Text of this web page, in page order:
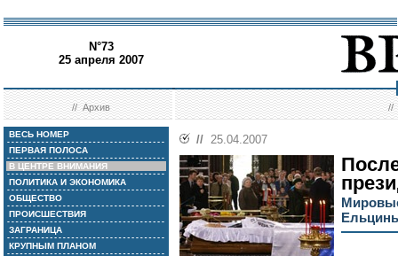
N°73
25 апреля 2007
//Архив //
ВЕСЬ НОМЕР
ПЕРВАЯ ПОЛОСА
В ЦЕНТРЕ ВНИМАНИЯ
ПОЛИТИКА И ЭКОНОМИКА
ОБЩЕСТВО
ПРОИСШЕСТВИЯ
ЗАГРАНИЦА
КРУПНЫМ ПЛАНОМ
// 25.04.2007